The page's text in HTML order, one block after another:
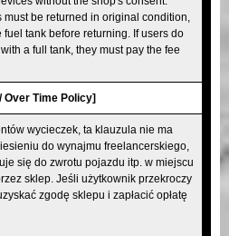
must be returned in original condition,
fuel tank before returning. If users do
a full tank, they must pay the fee
Over Time Policy]
wycieczek, ta klauzula nie ma
do wynajmu freelancerskiego,
się do zwrotu pojazdu itp. w miejscu
sklep. Jeśli użytkownik przekroczy
zgodę sklepu i zapłacić opłatę